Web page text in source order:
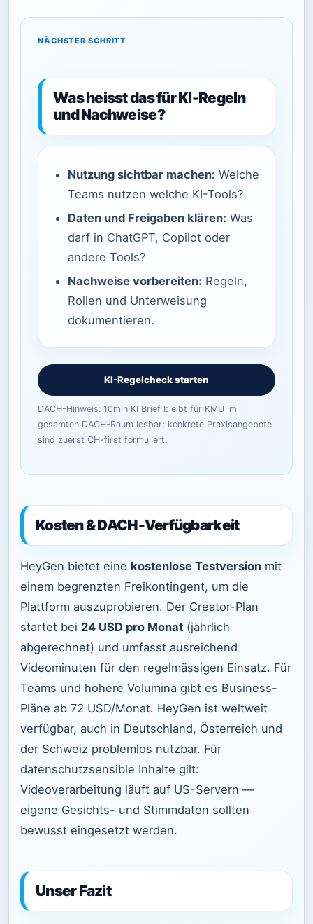
NÄCHSTER SCHRITT
Was heisst das für KI-Regeln
und Nachweise?
Nutzung sichtbar machen: Welche
Teams nutzen welche KI-Tools?
Daten und Freigaben klären: Was
darf in ChatGPT, Copilot oder
andere Tools?
Nachweise vorbereiten: Regeln,
Rollen und Unterweisung
dokumentieren.
KI-Regelcheck starten
DACH-Hinweis: 10min KI Brief bleibt für KMU im
gesamten DACH-Raum lesbar; konkrete Praxisangebote
sind zuerst CH-first formuliert.
Kosten & DACH-Verfügbarkeit
HeyGen bietet eine kostenlose Testversion mit
einem begrenzten Freikontingent, um die
Plattform auszuprobieren. Der Creator-Plan
startet bei 24 USD pro Monat (jährlich
abgerechnet) und umfasst ausreichend
Videominuten für den regelmässigen Einsatz. Für
Teams und höhere Volumina gibt es Business-
Pläne ab 72 USD/Monat. HeyGen ist weltweit
verfügbar, auch in Deutschland, Österreich und
der Schweiz problemlos nutzbar. Für
datenschutzsensible Inhalte gilt:
Videoverarbeitung läuft auf US-Servern —
eigene Gesichts- und Stimmdaten sollten
bewusst eingesetzt werden.
Unser Fazit